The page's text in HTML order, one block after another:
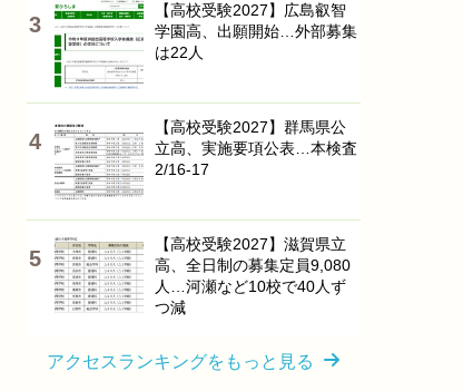
【高校受験2027】広島叡智
学園高、出願開始…外部募集
は22人
【高校受験2027】群馬県公
立高、実施要項公表…本検査
2/16-17
【高校受験2027】滋賀県立
高、全日制の募集定員9,080
人…河瀬など10校で40人ず
つ減
アクセスランキングをもっと見る